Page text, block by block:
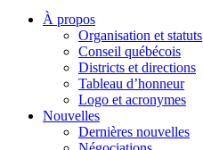
À propos
Organisation et statuts
Conseil québécois
Districts et directions
Tableau d’honneur
Logo et acronymes
Nouvelles
Dernières nouvelles